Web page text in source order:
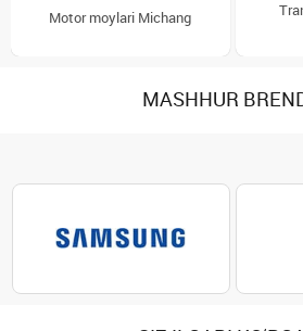
Motor moylari Michang
MASHHUR